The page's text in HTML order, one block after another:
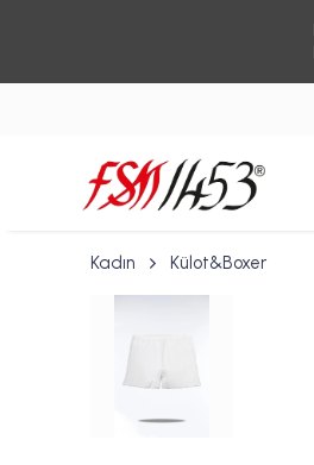
Kadın Külot&Boxer